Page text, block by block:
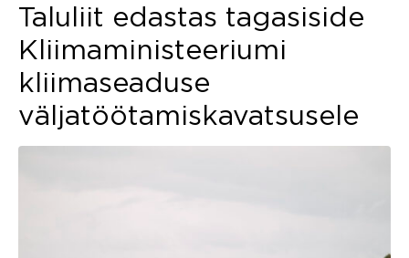
Taluliit edastas tagasiside
Kliimaministeeriumi
kliimaseaduse
väljatöötamiskavatsusele